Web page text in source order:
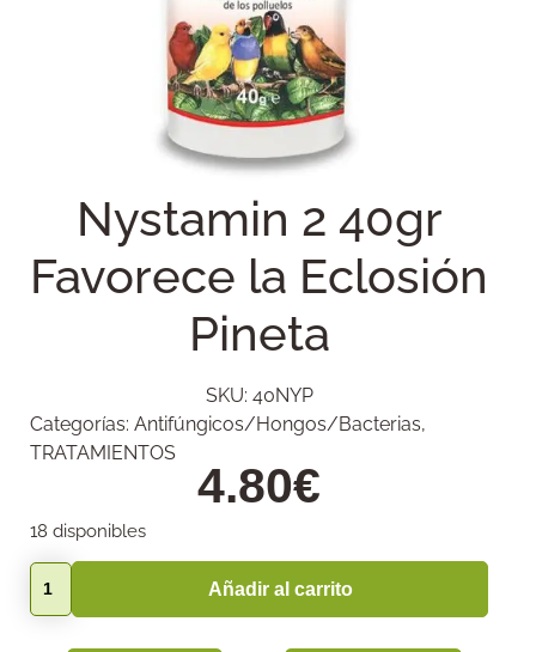
Nystamin 2 40gr
Favorece la Eclosión
Pineta
SKU: 40NYP
Categorías: Antifúngicos/Hongos/Bacterias,
TRATAMIENTOS
4.80€
18 disponibles
Añadir al carrito